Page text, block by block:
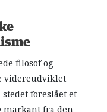
filosof og
videreudviklet
foreslået et